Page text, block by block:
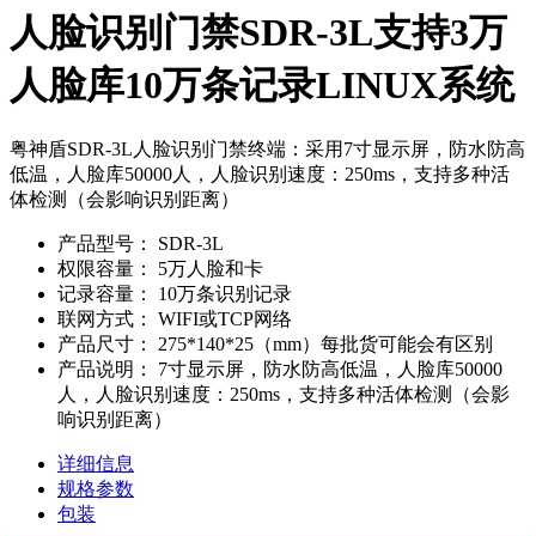
人脸识别门禁SDR-3L支持3万
人脸库10万条记录LINUX系统
粤神盾SDR-3L人脸识别门禁终端：采用7寸显示屏，防水防高
低温，人脸库50000人，人脸识别速度：250ms，支持多种活
体检测（会影响识别距离）
产品型号：
SDR-3L
权限容量：
5万人脸和卡
记录容量：
10万条识别记录
联网方式：
WIFI或TCP网络
产品尺寸：
275*140*25（mm）每批货可能会有区别
产品说明：
7寸显示屏，防水防高低温，人脸库50000
人，人脸识别速度：250ms，支持多种活体检测（会影
响识别距离）
详细信息
规格参数
包装